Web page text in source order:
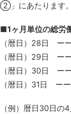
②」にあたります。
■1ヶ月単位の総労
（暦日）28日 ー
（暦日）29日 ー
（暦日）30日 ー
（暦日）31日 ー
（例）暦日30日の